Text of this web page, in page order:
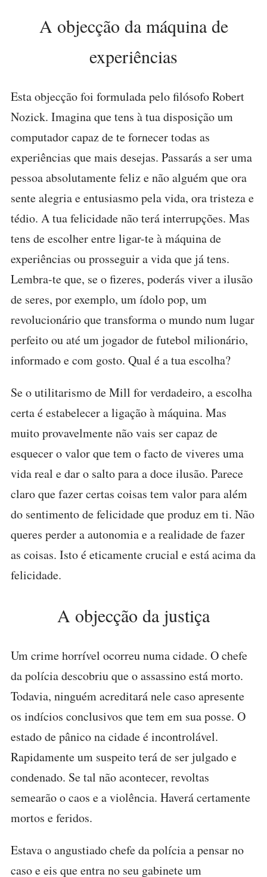
A objecção da máquina de
experiências
Esta objecção foi formulada pelo filósofo Robert
Nozick. Imagina que tens à tua disposição um
computador capaz de te fornecer todas as
experiências que mais desejas. Passarás a ser uma
pessoa absolutamente feliz e não alguém que ora
sente alegria e entusiasmo pela vida, ora tristeza e
tédio. A tua felicidade não terá interrupções. Mas
tens de escolher entre ligar-te à máquina de
experiências ou prosseguir a vida que já tens.
Lembra-te que, se o fizeres, poderás viver a ilusão
de seres, por exemplo, um ídolo pop, um
revolucionário que transforma o mundo num lugar
perfeito ou até um jogador de futebol milionário,
informado e com gosto. Qual é a tua escolha?
Se o utilitarismo de Mill for verdadeiro, a escolha
certa é estabelecer a ligação à máquina. Mas
muito provavelmente não vais ser capaz de
esquecer o valor que tem o facto de viveres uma
vida real e dar o salto para a doce ilusão. Parece
claro que fazer certas coisas tem valor para além
do sentimento de felicidade que produz em ti. Não
queres perder a autonomia e a realidade de fazer
as coisas. Isto é eticamente crucial e está acima da
felicidade.
A objecção da justiça
Um crime horrível ocorreu numa cidade. O chefe
da polícia descobriu que o assassino está morto.
Todavia, ninguém acreditará nele caso apresente
os indícios conclusivos que tem em sua posse. O
estado de pânico na cidade é incontrolável.
Rapidamente um suspeito terá de ser julgado e
condenado. Se tal não acontecer, revoltas
semearão o caos e a violência. Haverá certamente
mortos e feridos.
Estava o angustiado chefe da polícia a pensar no
caso e eis que entra no seu gabinete um